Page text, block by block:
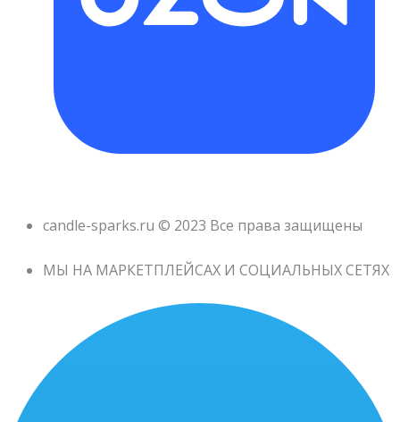
candle-sparks.ru © 2023 Все права защищены
МЫ НА МАРКЕТПЛЕЙСАХ И СОЦИАЛЬНЫХ СЕТЯХ